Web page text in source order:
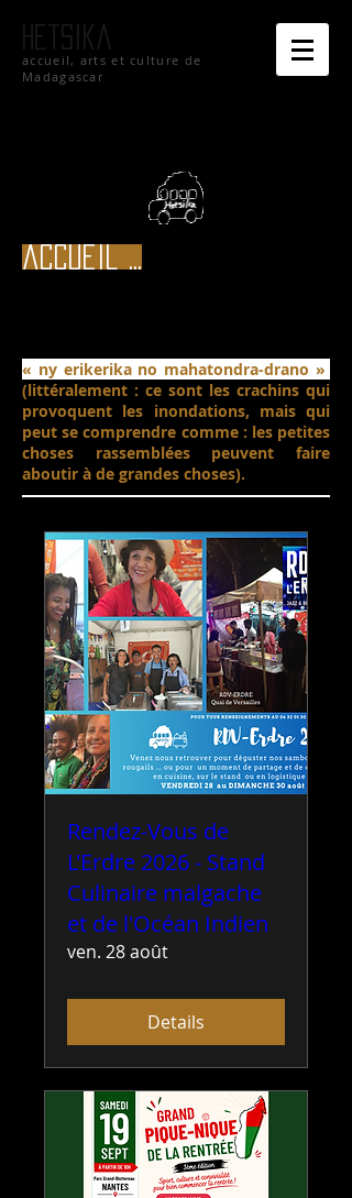
hetsika
accueil, arts et culture de
Madagascar
accueil ...
« ny erikerika no mahatondra-drano »
(littéralement : ce sont les crachins qui
provoquent les inondations, mais qui
peut se comprendre comme : les petites
choses rassemblées peuvent faire
aboutir à de grandes choses).
Rendez-Vous de
L'Erdre 2026 - Stand
Culinaire malgache
et de l'Océan Indien
ven. 28 août
Details